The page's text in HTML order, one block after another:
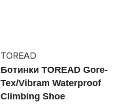
TOREAD
Ботинки TOREAD Gore-
Tex/Vibram Waterproof
Climbing Shoe